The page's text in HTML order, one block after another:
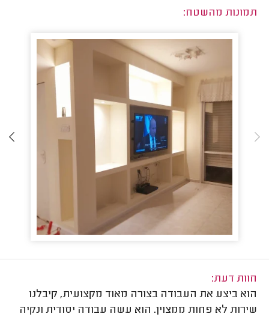
תמונות מהשטח:
חוות דעת:
הוא ביצע את העבודה בצורה מאוד מקצועית, קיבלנו
שירות לא פחות ממצוין. הוא עשה עבודה יסודית ונקיה